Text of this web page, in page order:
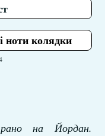
ноти колядки
на Йордан.